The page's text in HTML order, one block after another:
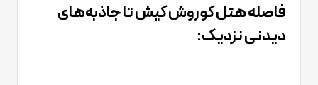
فاصله هتل کوروش کیش تا جاذبه‌های
دیدنی نزدیک: